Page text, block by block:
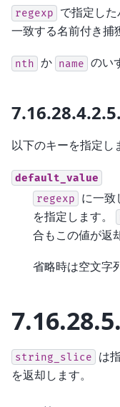
regexp
で指定し
一致する名前付き捕
nth か name のい
7.16.28.4.2.5.
以下のキーを指定し
default_value
regexp
に一致
を指定します。
合もこの値が返
省略時は空文字
7.16.28.5.
string_slice
は
を返却します。